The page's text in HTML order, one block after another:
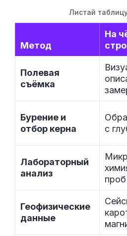
Листай
Метод
На
Полевая
съёмка
Бурение и
отбор керна
с
Лабораторный
анализ
проб
Геофизические
данные